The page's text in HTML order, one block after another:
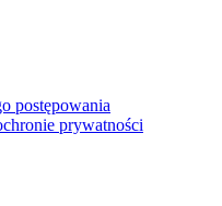
postępowania
prywatności